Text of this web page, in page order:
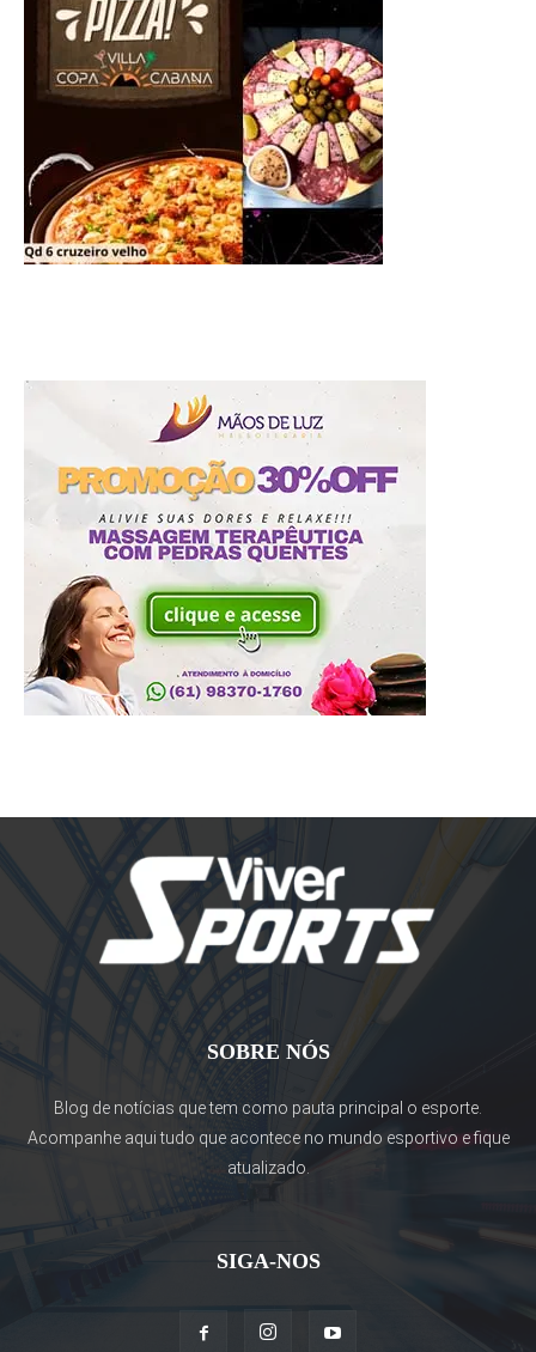
SOBRE NÓS
Blog de notícias que tem como pauta principal o esporte.
Acompanhe aqui tudo que acontece no mundo esportivo e fique
atualizado.
SIGA-NOS